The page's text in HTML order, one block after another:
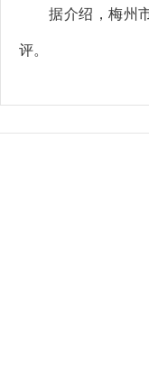
据介绍，梅州市
评。